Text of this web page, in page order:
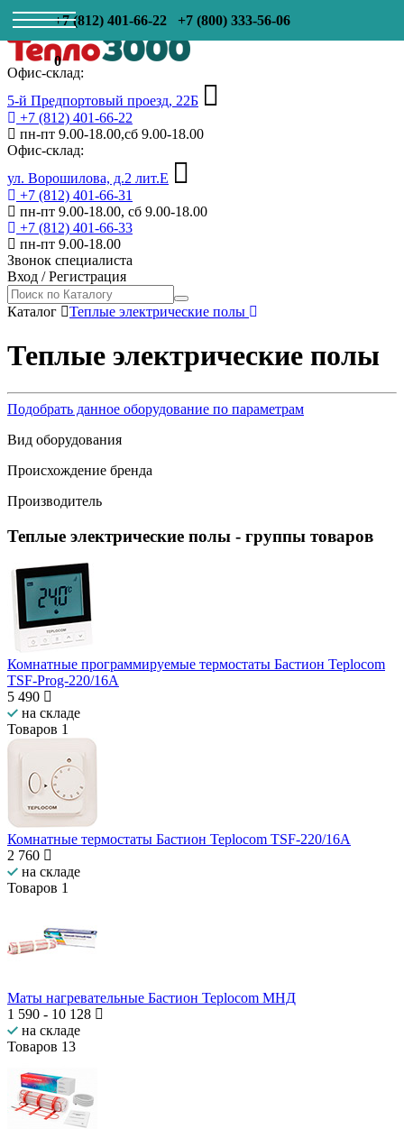
+7 (812) 401-66-22 +7 (800) 333-56-06
0
Офис-склад:
5-й Предпортовый проезд, 22Б
+7 (812) 401-66-22
пн-пт 9.00-18.00,сб 9.00-18.00
Офис-склад:
ул. Ворошилова, д.2 лит.Е
+7 (812) 401-66-31
пн-пт 9.00-18.00, сб 9.00-18.00
+7 (812) 401-66-33
пн-пт 9.00-18.00
Звонок специалиста
Вход /Регистрация
Каталог Теплые электрические полы
Теплые электрические полы
Подобрать данное оборудование по параметрам
Вид оборудования
Происхождение бренда
Производитель
Теплые электрические полы - группы товаров
Комнатные программируемые термостаты Бастион Teplocom
TSF-Prog-220/16A
5 490
на складе
Товаров 1
Комнатные термостаты Бастион Teplocom TSF-220/16A
2 760
на складе
Товаров 1
Маты нагревательные Бастион Teplocom МНД
1 590 - 10 128
на складе
Товаров 13